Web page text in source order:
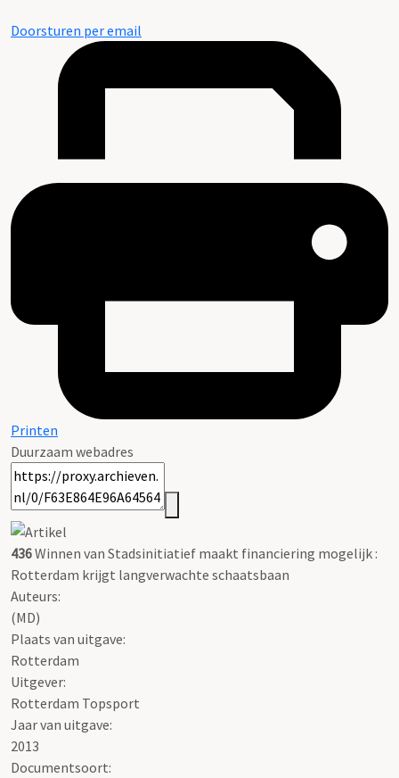
Doorsturen per email
Printen
Duurzaam webadres
436Winnen van Stadsinitiatief maakt financiering mogelijk :
Rotterdam krijgt langverwachte schaatsbaan
Auteurs:
(MD)
Plaats van uitgave:
Rotterdam
Uitgever:
Rotterdam Topsport
Jaar van uitgave:
2013
Documentsoort: